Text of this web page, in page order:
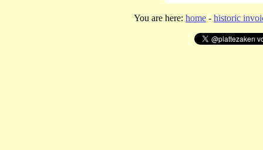
You are here: home - historic